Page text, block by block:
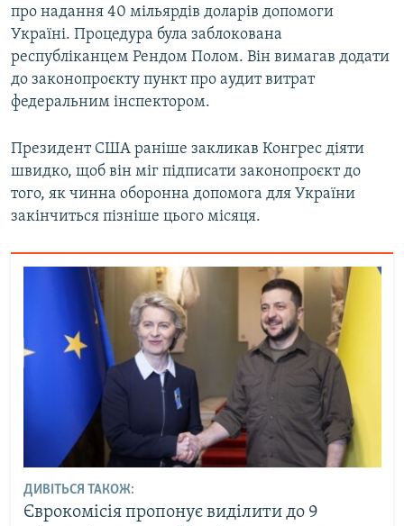
про надання 40 мільярдів доларів допомоги
Україні. Процедура була заблокована
республіканцем Рендом Полом. Він вимагав додати
до законопроєкту пункт про аудит витрат
федеральним інспектором.
Президент США раніше закликав Конгрес діяти
швидко, щоб він міг підписати законопроєкт до
того, як чинна оборонна допомога для України
закінчиться пізніше цього місяця.
ДИВІТЬСЯ ТАКОЖ:
Єврокомісія пропонує виділити до 9